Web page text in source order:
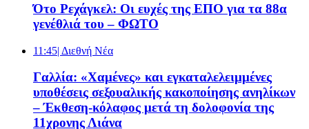
Ότο Ρεχάγκελ: Οι ευχές της EΠΟ για τα 88α
γενέθλιά του – ΦΩΤΟ
11:45| Διεθνή Νέα
Γαλλία: «Χαμένες» και εγκαταλελειμμένες
υποθέσεις σεξουαλικής κακοποίησης ανηλίκων
– Έκθεση-κόλαφος μετά τη δολοφονία της
11χρονης Λιάνα